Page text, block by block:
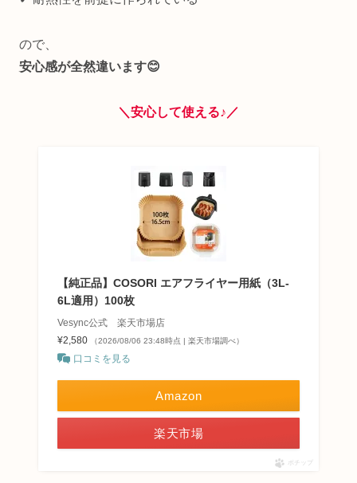
ので、
安心感が全然違います😊
＼安心して使える♪／
【純正品】COSORI エアフライヤー用紙（3L-
6L適用）100枚
Vesync公式 楽天市場店
¥2,580
（2026/08/06 23:48時点 | 楽天市場調べ）
口コミを見る
Amazon
楽天市場
ポチップ